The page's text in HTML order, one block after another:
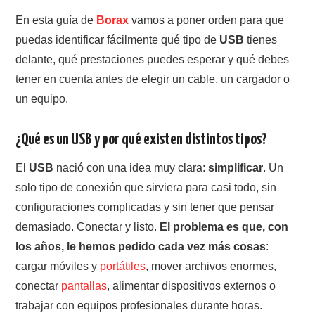
En esta guía de Borax vamos a poner orden para que
puedas identificar fácilmente qué tipo de USB tienes
delante, qué prestaciones puedes esperar y qué debes
tener en cuenta antes de elegir un cable, un cargador o
un equipo.
¿Qué es un USB y por qué existen distintos tipos?
El USB nació con una idea muy clara:simplificar. Un
solo tipo de conexión que sirviera para casi todo, sin
configuraciones complicadas y sin tener que pensar
demasiado. Conectar y listo. El problema es que, con
los años, le hemos pedido cada vez más cosas:
cargar móviles y portátiles, mover archivos enormes,
conectar pantallas, alimentar dispositivos externos o
trabajar con equipos profesionales durante horas.